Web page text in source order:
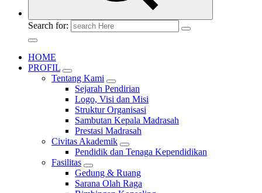
Search for:
HOME
PROFIL
Tentang Kami
Sejarah Pendirian
Logo, Visi dan Misi
Struktur Organisasi
Sambutan Kepala Madrasah
Prestasi Madrasah
Civitas Akademik
Pendidik dan Tenaga Kependidikan
Fasilitas
Gedung & Ruang
Sarana Olah Raga